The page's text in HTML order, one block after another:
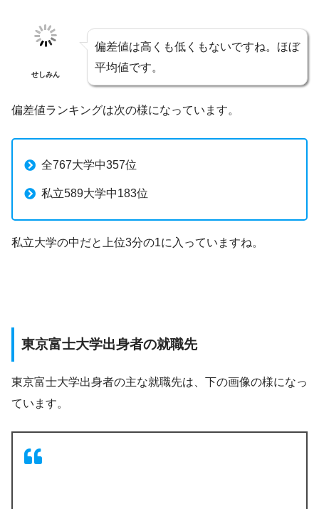
せしみん
偏差値は高くも低くもないですね。ほぼ
平均値です。
偏差値ランキングは次の様になっています。
全767大学中357位
私立589大学中183位
私立大学の中だと上位3分の1に入っていますね。
東京富士大学出身者の就職先
東京富士大学出身者の主な就職先は、下の画像の様になっ
ています。